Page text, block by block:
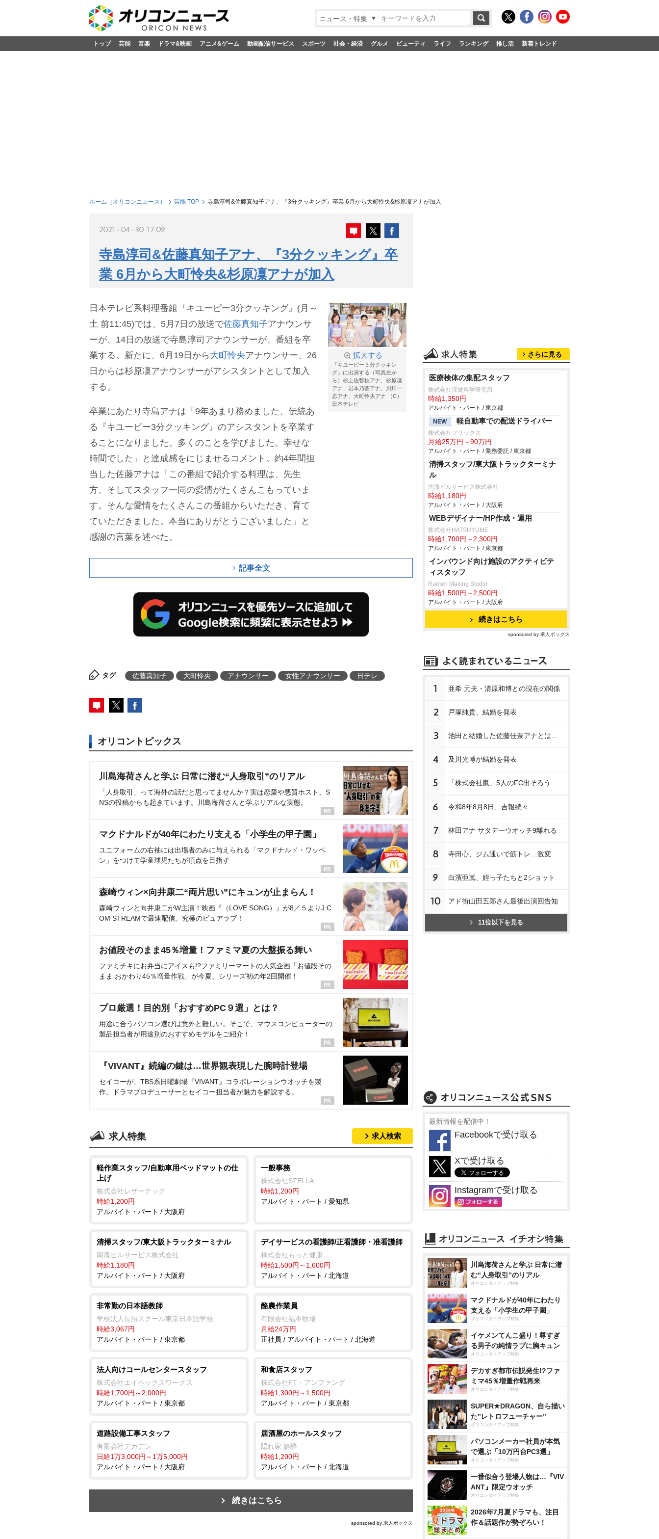
ニュース・特集
トップ 芸能 音楽 ドラマ&映画 アニメ&ゲーム 動画配信サービス スポーツ 社会・経済 グルメ ビューティ ライフ ランキング 推し活 新着トレンド
ホーム（オリコンニュース） 芸能 TOP 寺島淳司&佐藤真知子アナ、『3分クッキング』卒業 6月から大町怜央&杉原凜アナが加入
2021-04-30 17:09
寺島淳司&佐藤真知子アナ、『3分クッキング』卒
業 6月から大町怜央&杉原凜アナが加入
拡大する
『キユーピー３分クッキン
グ』に出演する（写真左か
ら）杉上佐智枝アナ、杉原凜
アナ、岩本乃蒼アナ、川畑一
志アナ、大町怜央アナ （C）
日本テレビ
日本テレビ系料理番組『キユーピー3分クッキング』(月～
土 前11:45)では、5月7日の放送で佐藤真知子アナウンサ
ーが、14日の放送で寺島淳司アナウンサーが、番組を卒
業する。新たに、6月19日から 大町怜央アナウンサー、26
日からは杉原凜アナウンサーがアシスタントとして加入
する。
卒業にあたり寺島アナは「9年あまり務めました、伝統あ
る『キユーピー3分クッキング』のアシスタントを卒業す
ることになりました。多くのことを学びました。幸せな
時間でした」と達成感をにじませるコメント。約4年間担
当した佐藤アナは「この番組で紹介する料理は、先生
方、そしてスタッフ一同の愛情がたくさんこもっていま
す。そんな愛情をたくさんこの番組からいただき、育て
ていただきました。本当にありがとうございました」と
感謝の言葉を述べた。
記事全文
タグ 佐藤真知子 大町怜央 アナウンサー 女性アナウンサー 日テレ
オリコントピックス
川島海荷さんと学ぶ 日常に潜む“人身取引”のリアル
「人身取引」って海外の話だと思ってませんか？実は恋愛や悪質ホスト、S
NSの投稿からも起きています。川島海荷さんと学ぶリアルな実態。
マクドナルドが40年にわたり支える「小学生の甲子園」
ユニフォームの右袖には出場者のみに与えられる「マクドナルド・ワッペ
ン」をつけて学童球児たちが頂点を目指す
森崎ウィン×向井康二“両片思い”にキュンが止まらん！
森崎ウィンと向井康二がW主演！映画『（LOVE SONG）』が8／５よりJ:C
OM STREAMで最速配信。究極のピュアラブ！
お値段そのまま45％増量！ファミマ夏の大盤振る舞い
ファミチキにお弁当にアイスも!?ファミリーマートの人気企画「お値段その
まま おかわり45％増量作戦」が今夏、シリーズ初の年2回開催！
プロ厳選！目的別「おすすめPC９選」とは？
用途に合うパソコン選びは意外と難しい。そこで、マウスコンピューターの
製品担当者が用途別のおすすめモデルをご紹介！
『VIVANT』続編の鍵は…世界観表現した腕時計登場
セイコーが、TBS系日曜劇場『VIVANT』コラボレーションウオッチを製
作。ドラマプロデューサーとセイコー担当者が魅力を解説する。
求人特集 求人検索
軽作業スタッフ/自動車用ベッドマットの仕
上げ
株式会社レザーテック
時給1,200円
アルバイト・パート / 大阪府
一般事務
株式会社STELLA
時給1,200円
アルバイト・パート / 愛知県
清掃スタッフ/東大阪トラックターミナル
南海ビルサービス株式会社
時給1,180円
アルバイト・パート / 大阪府
デイサービスの看護師/正看護師・准看護師
株式会社もっと健康
時給1,500円～1,600円
アルバイト・パート / 北海道
非常勤の日本語教師
学校法人長沼スクール東京日本語学校
時給3,067円
アルバイト・パート / 東京都
酪農作業員
有限会社福本牧場
月給24万円
正社員 / アルバイト・パート / 北海道
法人向けコールセンタースタッフ
株式会社エイペックスワークス
時給1,700円～2,000円
アルバイト・パート / 東京都
和食店スタッフ
株式会社FT・アンファング
時給1,300円～1,500円
アルバイト・パート / 東京都
道路設備工事スタッフ
有限会社デカデン
日給1万3,000円～1万5,000円
アルバイト・パート / 大阪府
居酒屋のホールスタッフ
隠れ家 嬉酔
時給1,200円
アルバイト・パート / 北海道
続きはこちら
sponsored by 求人ボックス
さらに見る
医療検体の集配スタッフ
株式会社保健科学研究所
時給1,350円
アルバイト・パート / 東京都
NEW
軽自動車での配送ドライバー
株式会社フリックス
月給25万円～90万円
アルバイト・パート / 業務委託 / 東京都
清掃スタッフ/東大阪トラックターミナ
ル
南海ビルサービス株式会社
時給1,180円
アルバイト・パート / 大阪府
WEBデザイナー/HP作成・運用
株式会社HATSUYUME
時給1,700円～2,300円
アルバイト・パート / 東京都
インバウンド向け施設のアクティビテ
ィスタッフ
Ramen Making Studio
時給1,500円～2,500円
アルバイト・パート / 大阪府
続きはこちら
sponsored by 求人ボックス
1 亜希 元夫・清原和博との現在の関係
2 戸塚純貴、結婚を発表
3 池田と結婚した佐藤佳奈アナとは…
4 及川光博が結婚を発表
5 「株式会社嵐」5人のFC出そろう
6 令和8年8月8日、吉報続々
7 林田アナ サタデーウオッチ9離れる
8 寺田心、ジム通いで筋トレ…激変
9 白濱亜嵐、姪っ子たちと2ショット
10 アド街山田五郎さん最後出演回告知
11位以下を見る
最新情報を配信中！
Facebookで受け取る
Xで受け取る
Instagramで受け取る
川島海荷さんと学ぶ 日常に潜
む“人身取引”のリアル
オリコンタイアップ特集
マクドナルドが40年にわたり
支える「小学生の甲子園」
オリコンタイアップ特集
イケメンてんこ盛り！尊すぎ
る男子の純情ラブに胸キュン
オリコンタイアップ特集
デカすぎ都市伝説発生!?ファ
ミマ45％増量作戦再来
オリコンタイアップ特集
SUPER★DRAGON、自ら描い
た”レトロフューチャー”
オリコンタイアップ特集
パソコンメーカー社員が本気
で選ぶ「10万円台PC3選」
オリコンタイアップ特集
一番似合う登場人物は…『VIV
ANT』限定ウオッチ
オリコンタイアップ特集
2026年7月夏ドラマも、注目
作＆話題作が勢ぞろい！